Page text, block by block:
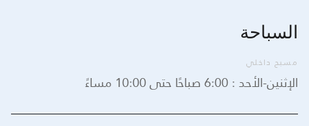
السباحة
مسبح داخلي
الإثنين-الأحد : 6:00 صباحًا حتى 10:00 مساءً